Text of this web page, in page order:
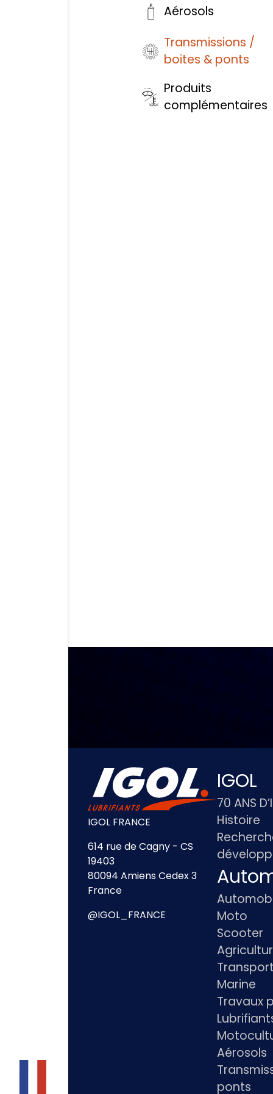
Aérosols
Transmissions /
boites & ponts
Produits
complémentaires
IGOL FRANCE
614 rue de Cagny - CS
19403
80094 Amiens Cedex 3
France
@IGOL_FRANCE
IGOL
70 ANS
Histoire
Moto
Scooter
Marine
Travaux
Aérosols
ponts